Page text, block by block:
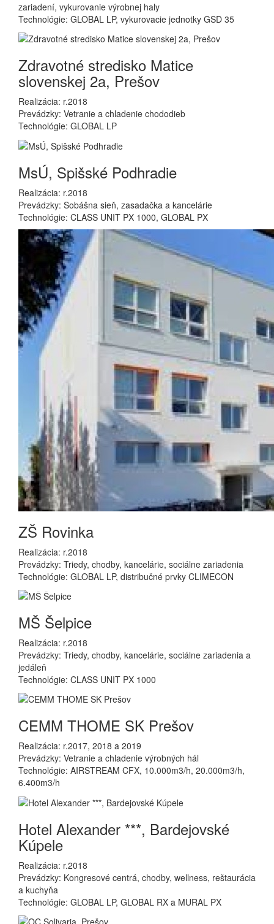
zariadení, vykurovanie výrobnej haly
Technológie: GLOBAL LP, vykurovacie jednotky GSD 35
Zdravotné stredisko Matice
slovenskej 2a, Prešov
Realizácia: r.2018
Prevádzky: Vetranie a chladenie chododieb
Technológie: GLOBAL LP
MsÚ, Spišské Podhradie
Realizácia: r.2018
Prevádzky: Sobášna sieň, zasadačka a kancelárie
Technológie: CLASS UNIT PX 1000, GLOBAL PX
ZŠ Rovinka
Realizácia: r.2018
Prevádzky: Triedy, chodby, kancelárie, sociálne zariadenia
Technológie: GLOBAL LP, distribučné prvky CLIMECON
MŠ Šelpice
Realizácia: r.2018
Prevádzky: Triedy, chodby, kancelárie, sociálne zariadenia a
jedáleň
Technológie: CLASS UNIT PX 1000
CEMM THOME SK Prešov
Realizácia: r.2017, 2018 a 2019
Prevádzky: Vetranie a chladenie výrobných hál
Technológie: AIRSTREAM CFX, 10.000m3/h, 20.000m3/h,
6.400m3/h
Hotel Alexander ***, Bardejovské
Kúpele
Realizácia: r.2018
Prevádzky: Kongresové centrá, chodby, wellness, reštaurácia
a kuchyňa
Technológie: GLOBAL LP, GLOBAL RX a MURAL PX